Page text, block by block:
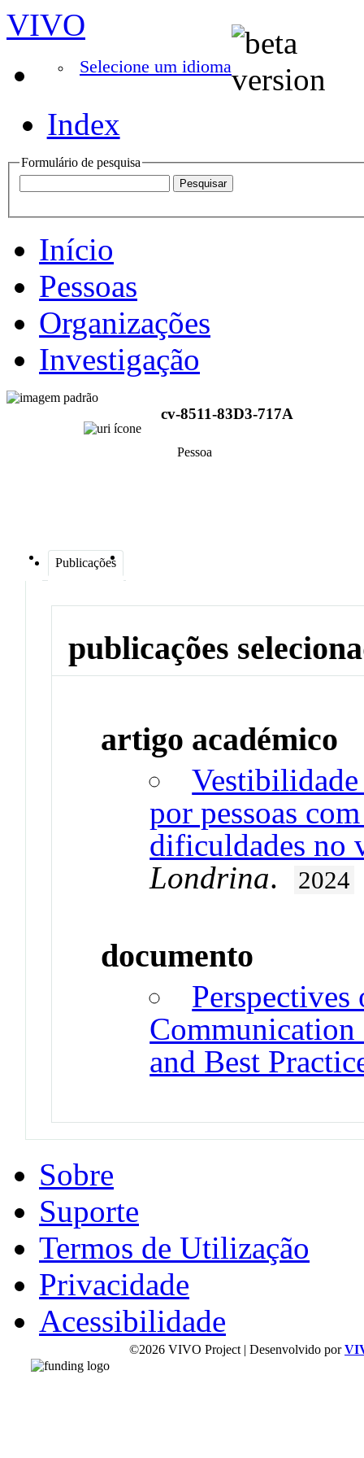
VIVO
Selecione um idioma
Index
Formulário de pesquisa
Início
Pessoas
Organizações
Investigação
cv-8511-83D3-717A
Pessoa
Publicações
publicações
artigo académico
Vestibilidade
por pessoas
dificuldades no
Londrina. 2024
documento
and Best
Sobre
Suporte
Termos de Utilização
Privacidade
Acessibilidade
©2026 VIVO Project | Desenvolvido por